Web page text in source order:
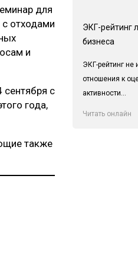
для
отходами
и
с
года,
также
ЭКГ-рейтинг
бизнеса
ЭКГ-рейтинг не
отношения к
активности...
Читать онлайн